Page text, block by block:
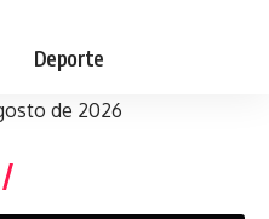
Deporte
de 2026